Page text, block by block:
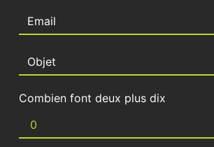
Combien font deux plus dix